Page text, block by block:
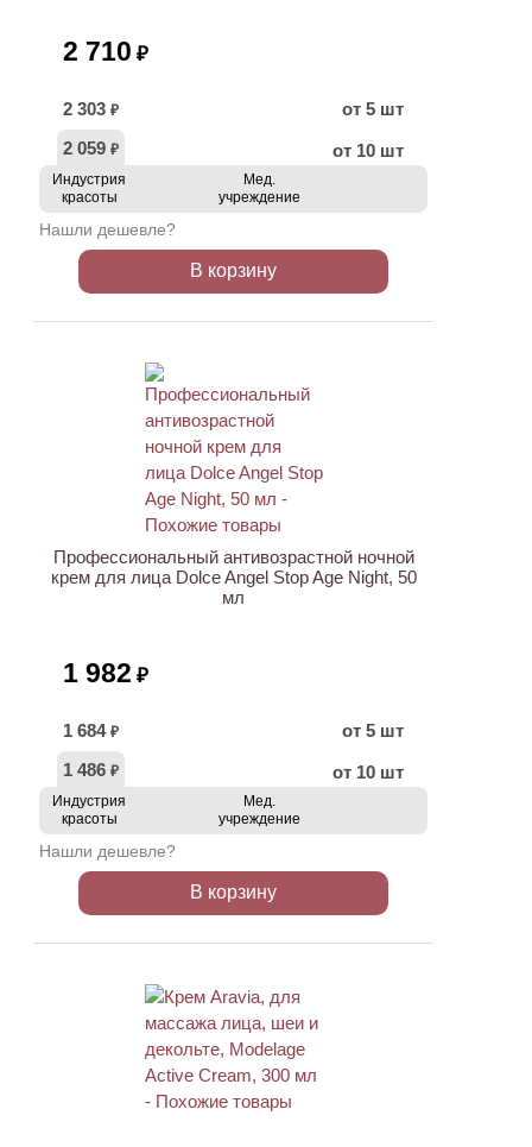
2 710 ₽
2 303 ₽
от 5 шт
2 059 ₽ от 10 шт
Индустрия
красоты
Мед.
учреждение
Нашли дешевле?
В корзину
Профессиональный антивозрастной ночной
крем для лица Dolce Angel Stop Age Night, 50
мл
1 982 ₽
1 684 ₽
от 5 шт
1 486 ₽ от 10 шт
Индустрия
красоты
Мед.
учреждение
Нашли дешевле?
В корзину